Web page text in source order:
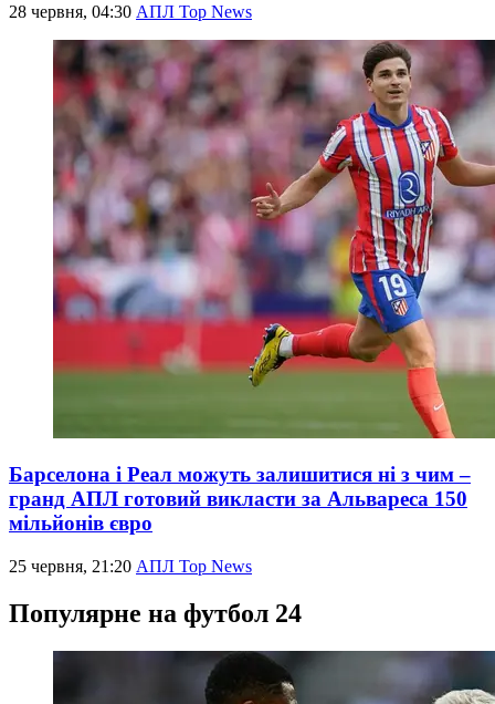
28 червня, 04:30 АПЛ Top News
Барселона і Реал можуть залишитися ні з чим –
гранд АПЛ готовий викласти за Альвареса 150
мільйонів євро
25 червня, 21:20 АПЛ Top News
Популярне на футбол 24